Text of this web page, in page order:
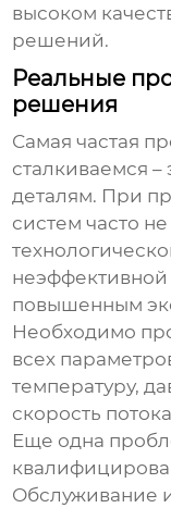
высоком
решений.
Реальные
решения
Самая частая
сталкиваемся
деталям. При
систем часто
неэффективной
повышенным
Необходимо
всех
температуру,
скорость
Еще одна
Обслуживание